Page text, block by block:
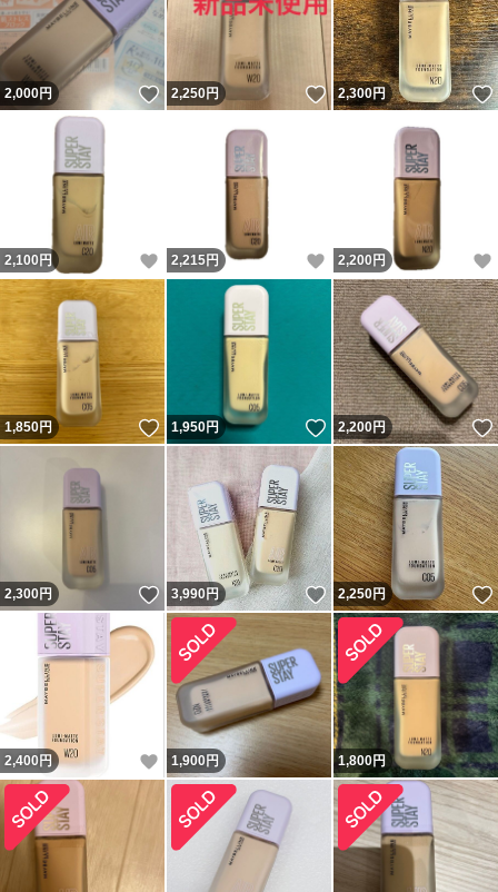
2,000円 いいね！
2,250円 いいね！
2,300円
2,100 円 いいね！
2,215円 いいね！
2,200 円
1,850円 いいね！
1,950円 いいね！
2,200円
2,300円 いいね！
3,990円 いいね！
2,250円
2,400 円 いいね！
1,900円 1,800円